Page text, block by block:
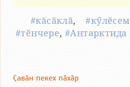
#кӑсӑклӑ,#кӳлӗсем
#тӗнчере,#Антарктида
Ҫавӑн пекех пӑхӑр